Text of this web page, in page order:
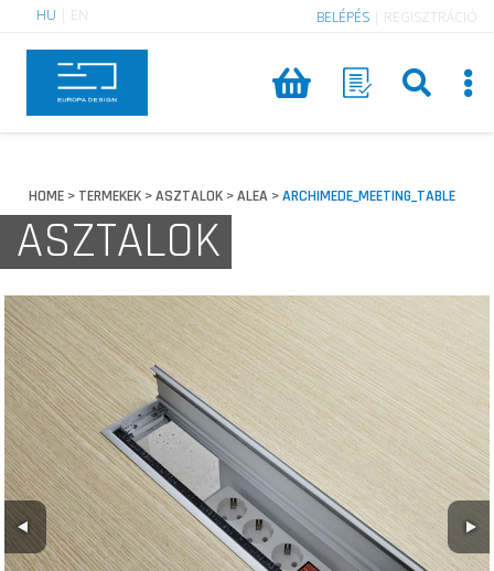
HU EN BELÉPÉS REGISZTRÁCIÓ
HOME > TERMEKEK >ASZTALOK >ALEA >ARCHIMEDE_MEETING_TABLE
ASZTALOK